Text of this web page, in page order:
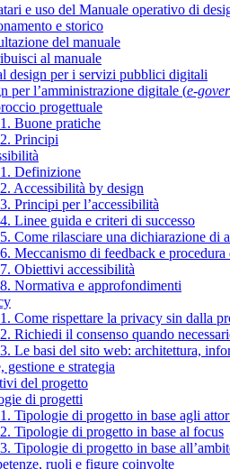
e uso del Manuale operativo di
e storico
del manuale
al manuale
design per i servizi pubblici digitali
per l’amministrazione digitale (e-
progettuale
Buone pratiche
Principi
Definizione
Accessibilità by design
Principi per l’accessibilità
Linee guida e criteri di successo
Come rilasciare una dichiarazione di
Meccanismo di feedback e procedura
Obiettivi accessibilità
Normativa e approfondimenti
Come rispettare la privacy sin dalla
Richiedi il consenso quando
Le basi del sito web: architettura,
gestione e strategia
del progetto
di progetti
Tipologie di progetto in base agli
Tipologie di progetto in base al focus
Tipologie di progetto in base
ruoli e figure coinvolte